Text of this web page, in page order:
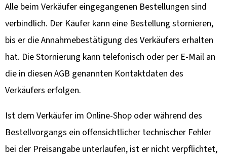
Alle beim Verkäufer eingegangenen Bestellungen sind
verbindlich. Der Käufer kann eine Bestellung stornieren,
bis er die Annahmebestätigung des Verkäufers erhalten
hat. Die Stornierung kann telefonisch oder per E-Mail an
die in diesen AGB genannten Kontaktdaten des
Verkäufers erfolgen.
Ist dem Verkäufer im Online-Shop oder während des
Bestellvorgangs ein offensichtlicher technischer Fehler
bei der Preisangabe unterlaufen, ist er nicht verpflichtet,